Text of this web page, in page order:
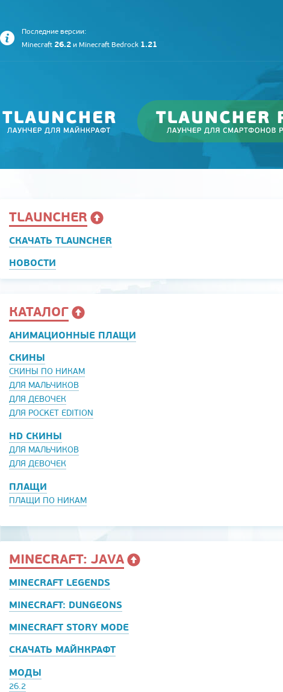
Последние версии:
Minecraft 26.2 и Minecraft Bedrock 1.21
TLAUNCHER
СКАЧАТЬ TLAUNCHER
НОВОСТИ
КАТАЛОГ
АНИМАЦИОННЫЕ ПЛАЩИ
СКИНЫ
СКИНЫ ПО НИКАМ
ДЛЯ МАЛЬЧИКОВ
ДЛЯ ДЕВОЧЕК
ДЛЯ POCKET EDITION
HD СКИНЫ
ДЛЯ МАЛЬЧИКОВ
ДЛЯ ДЕВОЧЕК
ПЛАЩИ
ПЛАЩИ ПО НИКАМ
MINECRAFT: JAVA
MINECRAFT LEGENDS
MINECRAFT: DUNGEONS
MINECRAFT STORY MODE
СКАЧАТЬ МАЙНКРАФТ
МОДЫ
26.2